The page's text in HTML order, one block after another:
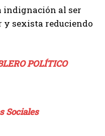
indignación al ser
y sexista reduciendo
POLÍTICO
Sociales